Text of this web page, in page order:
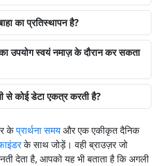
का प्रतिस्थापन है?
उपयोग स्वयं नमाज़ के दौरान कर सकता
से कोई डेटा एकत्र करती है?
केप्रार्थना समयऔर एक एकीकृत दैनिक
के साथ जोड़ें। वही ब्राउज़र जो
देता है, आपको यह भी बताता है कि अगली